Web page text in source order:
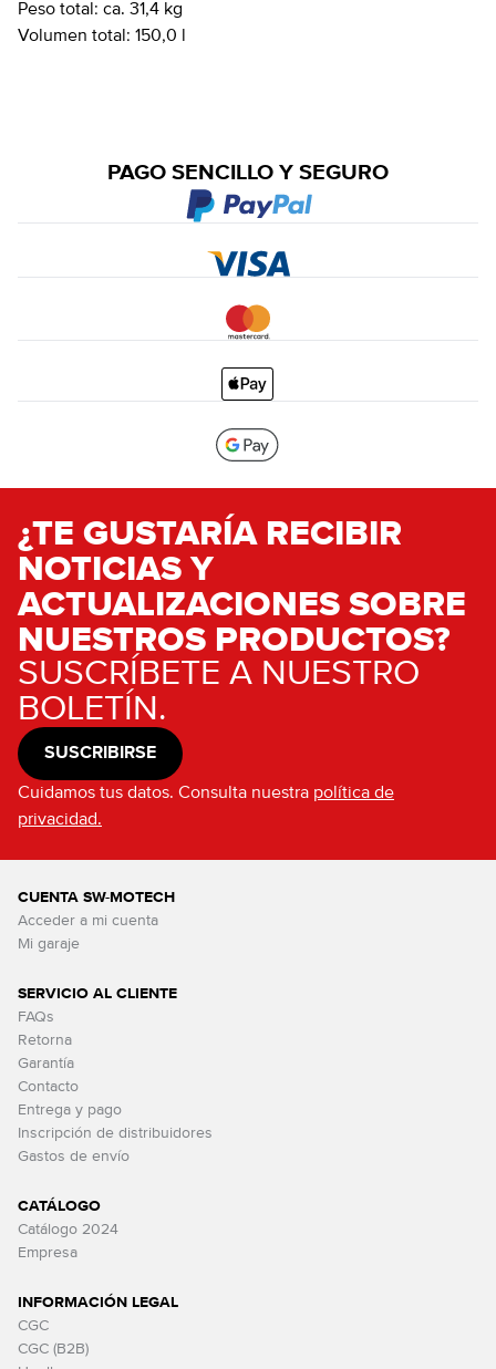
Peso total: ca. 31,4 kg
Volumen total: 150,0 l
PAGO SENCILLO Y SEGURO
¿TE GUSTARÍA RECIBIR
NOTICIAS Y
ACTUALIZACIONES SOBRE
NUESTROS PRODUCTOS?
SUSCRÍBETE A NUESTRO
BOLETÍN.
SUSCRIBIRSE
Cuidamos tus datos. Consulta nuestra política de
privacidad.
CUENTA SW-MOTECH
Acceder a mi cuenta
Mi garaje
SERVICIO AL CLIENTE
FAQs
Retorna
Garantía
Contacto
Entrega y pago
Inscripción de distribuidores
Gastos de envío
CATÁLOGO
Catálogo 2024
Empresa
INFORMACIÓN LEGAL
CGC
CGC (B2B)